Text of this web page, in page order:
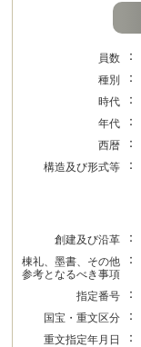
員数 ：
種別
：
時代
：
年代
：
西暦
：
構造及び形式等
：
創建及び沿革
：
棟礼、墨書、その他
参考となるべき事項
：
指定番号 ：
国宝・重文区分
：
重文指定年月日
：